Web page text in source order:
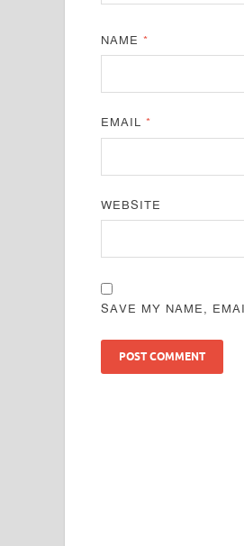
NAME*
EMAIL*
WEBSITE
SAVE MY NAME,